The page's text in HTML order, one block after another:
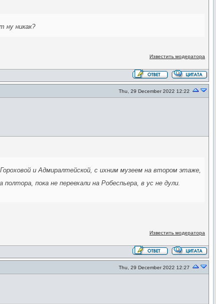
ну никак?
Известить модератора
Thu, 29 December 2022 12:22
и Адмиралтейской, с ихним музеем на втором этаже,
пока не переехали на Робеспьера, в ус не дули.
Известить модератора
Thu, 29 December 2022 12:27